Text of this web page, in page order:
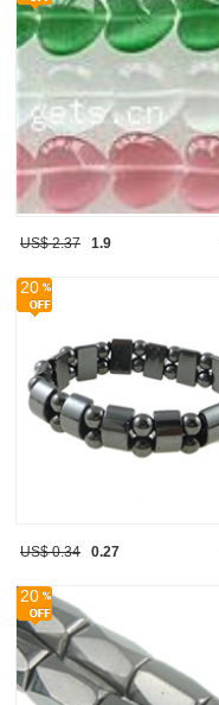
US$ 2.37 1.9
20
US$ 0.34 0.27
20